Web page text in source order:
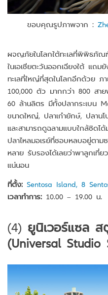
ขอบคุณรูปภาพจาก :
ผจญภัยในโลกใต้ทะเลที่พิพิธภัณ
ในเอเชียตะวันออกเฉียงใต้ แถ
ทะเลที่ใหญ่ที่สุดในโลกอีกด้วย ภ
100,000 ตัว มากกว่า 800 สา
60 ล้านลิตร มีทั้งปลากระเบน
ขนาดใหญ่, ปลาเก๋ายักษ์, ปลาน
และสามารถดูฉลามแบบใกล้ชิด
ปลาไหลมอเรย์ที่ชอบหลบอยู่ตา
หลาย รับรองได้เลยว่าพาลูกเที่
แน่นอน
ที่ตั้ง: Sentosa Island, 8
เวลาทำการ: 10.00 – 19.00 น.
(4) ยูนิเวอร์แซล ส
(Universal Studio